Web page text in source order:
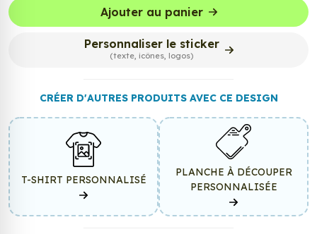
Ajouter au panier
Personnaliser le sticker
(texte, icônes, logos)
CRÉER D'AUTRES PRODUITS AVEC CE DESIGN
T-SHIRT PERSONNALISÉ
PLANCHE À DÉCOUPER
PERSONNALISÉE